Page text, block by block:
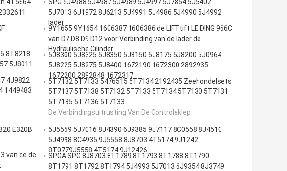
4T5664
8T8218
5J8011
4J9822
1449483
SPG 5J4988 5J4987 5J4989 5J4997 5J7854 5J5402
5J7013 6J1972 8J6213 5J4991 5J4986 5J4990 5J4992
lader
9Y1655 9Y1654 1606387 1606386 de LIFTtift LEIDING 966C
van D7 D8 D9 D12 voor Verbinding van de lader de
Hydraulische Cilinder
5J8300 5J8325 5J8350 5J8150 5J8175 5J8200 5J0964
5J8225 5J8275 5J8400 1672190 1672300 2892935
1672200 2892848 1672317
5T7132 5T7133 5476515 5T7134 2192435 Zeehondelsets
5T7137 5T7138 5T7132 5T7133 5T7134 5T7130 5T7131
5T7135 5T7136 5T7133
E320B
van de de
De Verbindingsuitrusting Van De Controleklep
5J5559 5J7016 8J4390 6J9385 9J7117 8C0558 8J4510
5J4998 8C4935 9J5558 8J8703 4T5174 9J1242
8T0779J5558 4T5174 9J12426
SPGA SPG 8J8703 8T1789 8T1793 8T1788 8T1790
8T1791 8T1792 8T1794 5J4993 5J7013 6J9354 8J3749